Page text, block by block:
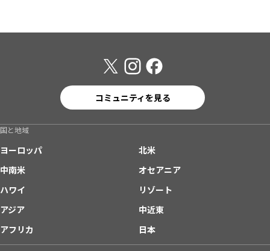
コミュニティを見る
国と地域
ヨーロッパ
北米
中南米
オセアニア
ハワイ
リゾート
アジア
中近東
アフリカ
日本